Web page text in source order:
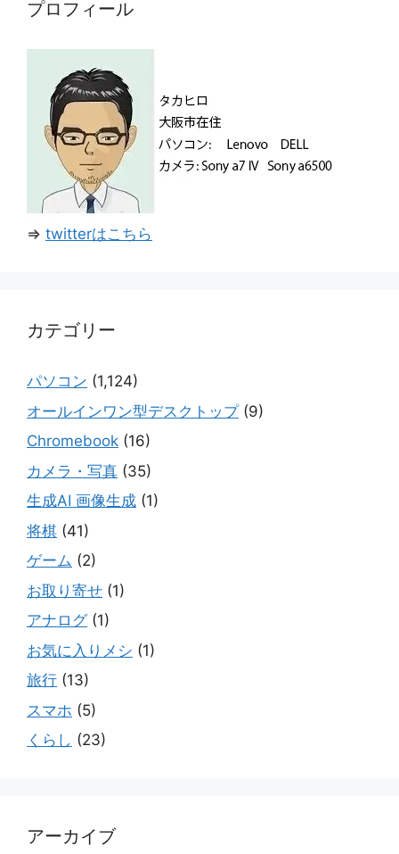
プロフィール
⇒ twitterはこちら
カテゴリー
パソコン (1,124)
オールインワン型デスクトップ(9)
Chromebook (16)
カメラ・写真 (35)
生成AI 画像生成 (1)
将棋 (41)
ゲーム (2)
お取り寄せ (1)
アナログ(1)
お気に入りメシ (1)
旅行 (13)
スマホ (5)
くらし (23)
アーカイブ